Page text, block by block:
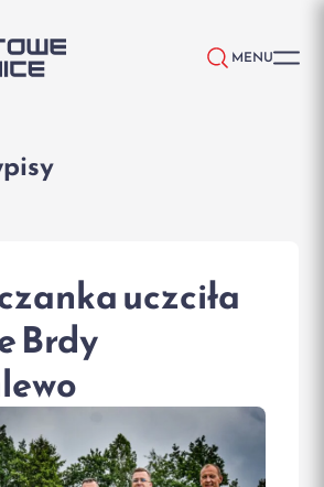
MENU
uczciła
Brdy